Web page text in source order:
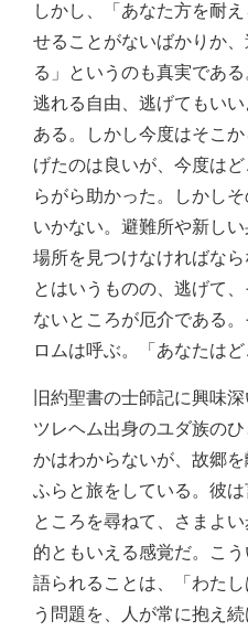
しかし、「あなた方を耐
せることがないばかりか
る」というのも真実であ
逃れる自由、逃げてもい
ある。しかし今度はそこ
げたのは良いが、今度は
らがら助かった。しかし
いかない。避難所や新し
場所を見つけなければな
とはいうものの、逃げて
ないところが厄介である
ロムは呼ぶ。「あなたはど
旧約聖書の士師記に興味
ツレヘム出身のユダ族の
かはわからないが、故郷
ふらと旅をしている。彼
ところを尋ねて、さまよ
的ともいえる感覚だ。こ
語られることは、「わた
う問題を、人が常に抱え